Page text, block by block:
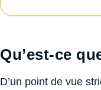
Qu’est-ce
D’un point de vue